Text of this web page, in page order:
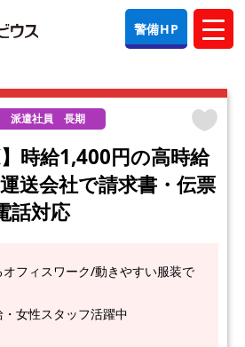
警備HP
派遣社員 長期
】時給1,400円の高時給
送会社で請求書・伝票
話対応
フィスワーク/動きやすい服装で
女性スタッフ活躍中